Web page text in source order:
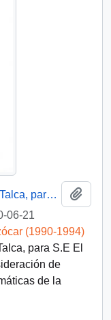
[Carta de Gobernador Provincial de Talca, para S.E El Presidente de la República]
06-21
(1990-1994)
para S.E El
de
de la